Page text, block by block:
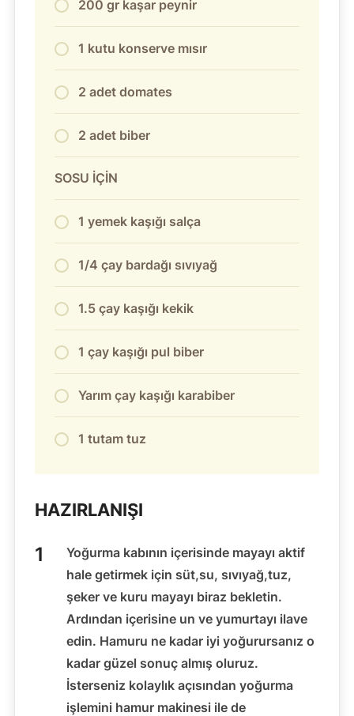
200 gr kaşar peynir
1 kutu konserve mısır
2 adet domates
2 adet biber
SOSU İÇİN
1 yemek kaşığı salça
1/4 çay bardağı sıvıyağ
1.5 çay kaşığı kekik
1 çay kaşığı pul biber
Yarım çay kaşığı karabiber
1 tutam tuz
HAZIRLANIŞI
Yoğurma kabının içerisinde mayayı aktif
hale getirmek için süt,su, sıvıyağ,tuz,
şeker ve kuru mayayı biraz bekletin.
Ardından içerisine un ve yumurtayı ilave
edin. Hamuru ne kadar iyi yoğurursanız o
kadar güzel sonuç almış oluruz.
İsterseniz kolaylık açısından yoğurma
işlemini hamur makinesi ile de